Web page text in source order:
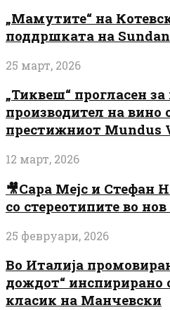
„Мамутите“ на
поддршката на
25 март, 2026
„Тиквеш“ прогласен за
производител на вино
престижниот Mundus
12 март, 2026
🎥Сара Мејс и Стефан
со стереотипите во
25 февруари, 2026
Во Италија
дождот“ инспирирано
класик на Манчевски